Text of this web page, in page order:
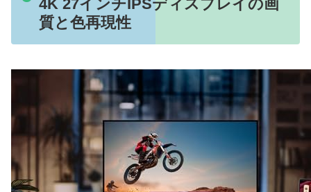
4K 27インチIPSディスプレイの画
質と色再現性